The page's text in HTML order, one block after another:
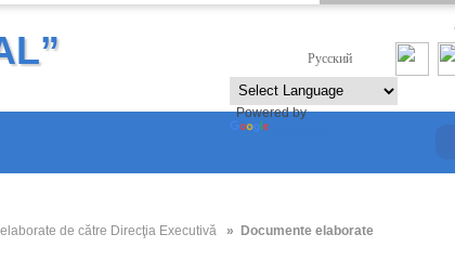
Русский
Powered by
de către Direcţia Executivă » Documente elaborate